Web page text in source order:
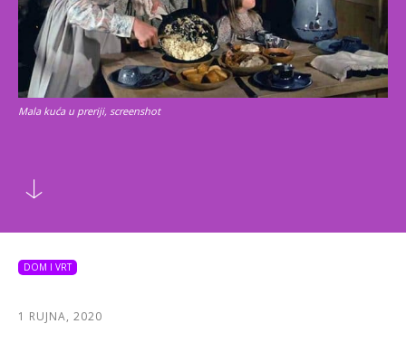
Mala kuća u preriji, screenshot
DOM I VRT
1 RUJNA, 2020